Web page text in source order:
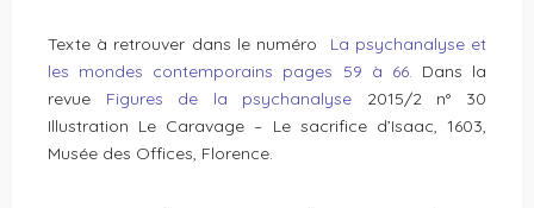
Texte à retrouver dans le numéro La psychanalyse et
les mondes contemporains pages 59 à 66. Dans la
revue Figures de la psychanalyse 2015/2 n° 30
Illustration Le Caravage – Le sacrifice d’Isaac, 1603,
Musée des Offices, Florence.